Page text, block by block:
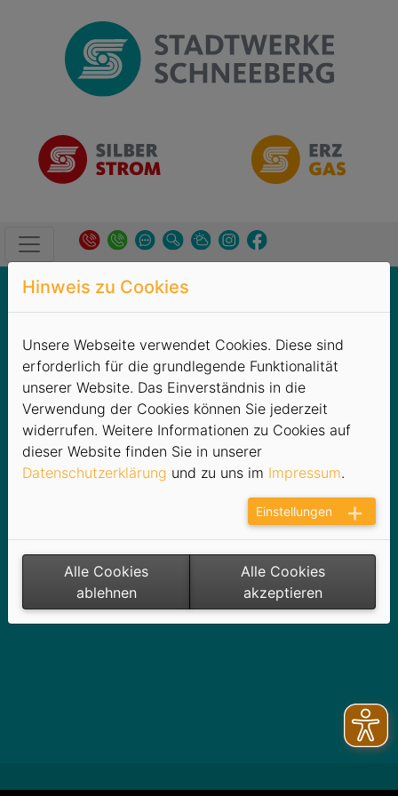
Produkte→Heizkostenabrechnung
Allgemeines
Hausverwaltung
Privatvermieter
Hinweis zu Cookies
Unsere Webseite verwendet Cookies. Diese sind
erforderlich für die grundlegende Funktionalität
unserer Website. Das Einverständnis in die
Verwendung der Cookies können Sie jederzeit
widerrufen. Weitere Informationen zu Cookies auf
dieser Website finden Sie in unserer
Datenschutzerklärung und zu uns im Impressum.
Einstellungen
Alle Cookies
ablehnen
Alle Cookies
akzeptieren